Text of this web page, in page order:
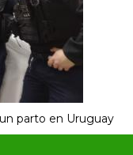
parto en Uruguay